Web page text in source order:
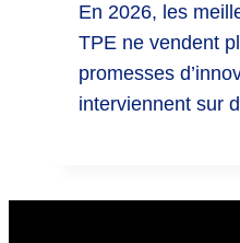
En 2026, les
TPE ne vendent
promesses
interviennent sur